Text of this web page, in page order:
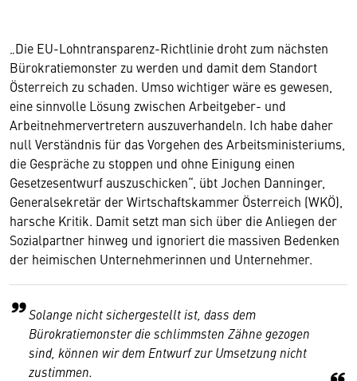
„Die EU-Lohntransparenz-Richtlinie droht zum nächsten
Bürokratiemonster zu werden und damit dem Standort
Österreich zu schaden. Umso wichtiger wäre es gewesen,
eine sinnvolle Lösung zwischen Arbeitgeber- und
Arbeitnehmervertretern auszuverhandeln. Ich habe daher
null Verständnis für das Vorgehen des Arbeitsministeriums,
die Gespräche zu stoppen und ohne Einigung einen
Gesetzesentwurf auszuschicken“, übt Jochen Danninger,
Generalsekretär der Wirtschaftskammer Österreich (WKÖ),
harsche Kritik. Damit setzt man sich über die Anliegen der
Sozialpartner hinweg und ignoriert die massiven Bedenken
der heimischen Unternehmerinnen und Unternehmer.
Solange nicht sichergestellt ist, dass dem
Bürokratiemonster die schlimmsten Zähne gezogen
sind, können wir dem Entwurf zur Umsetzung nicht
zustimmen.